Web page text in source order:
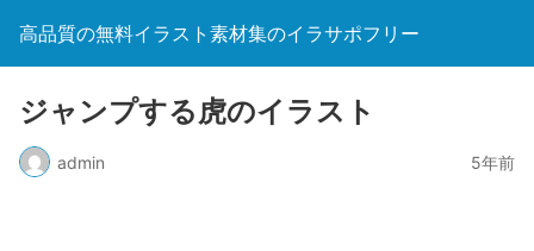
高品質の無料イラスト素材集のイラサポフリー
ジャンプする虎のイラスト
admin 5年前